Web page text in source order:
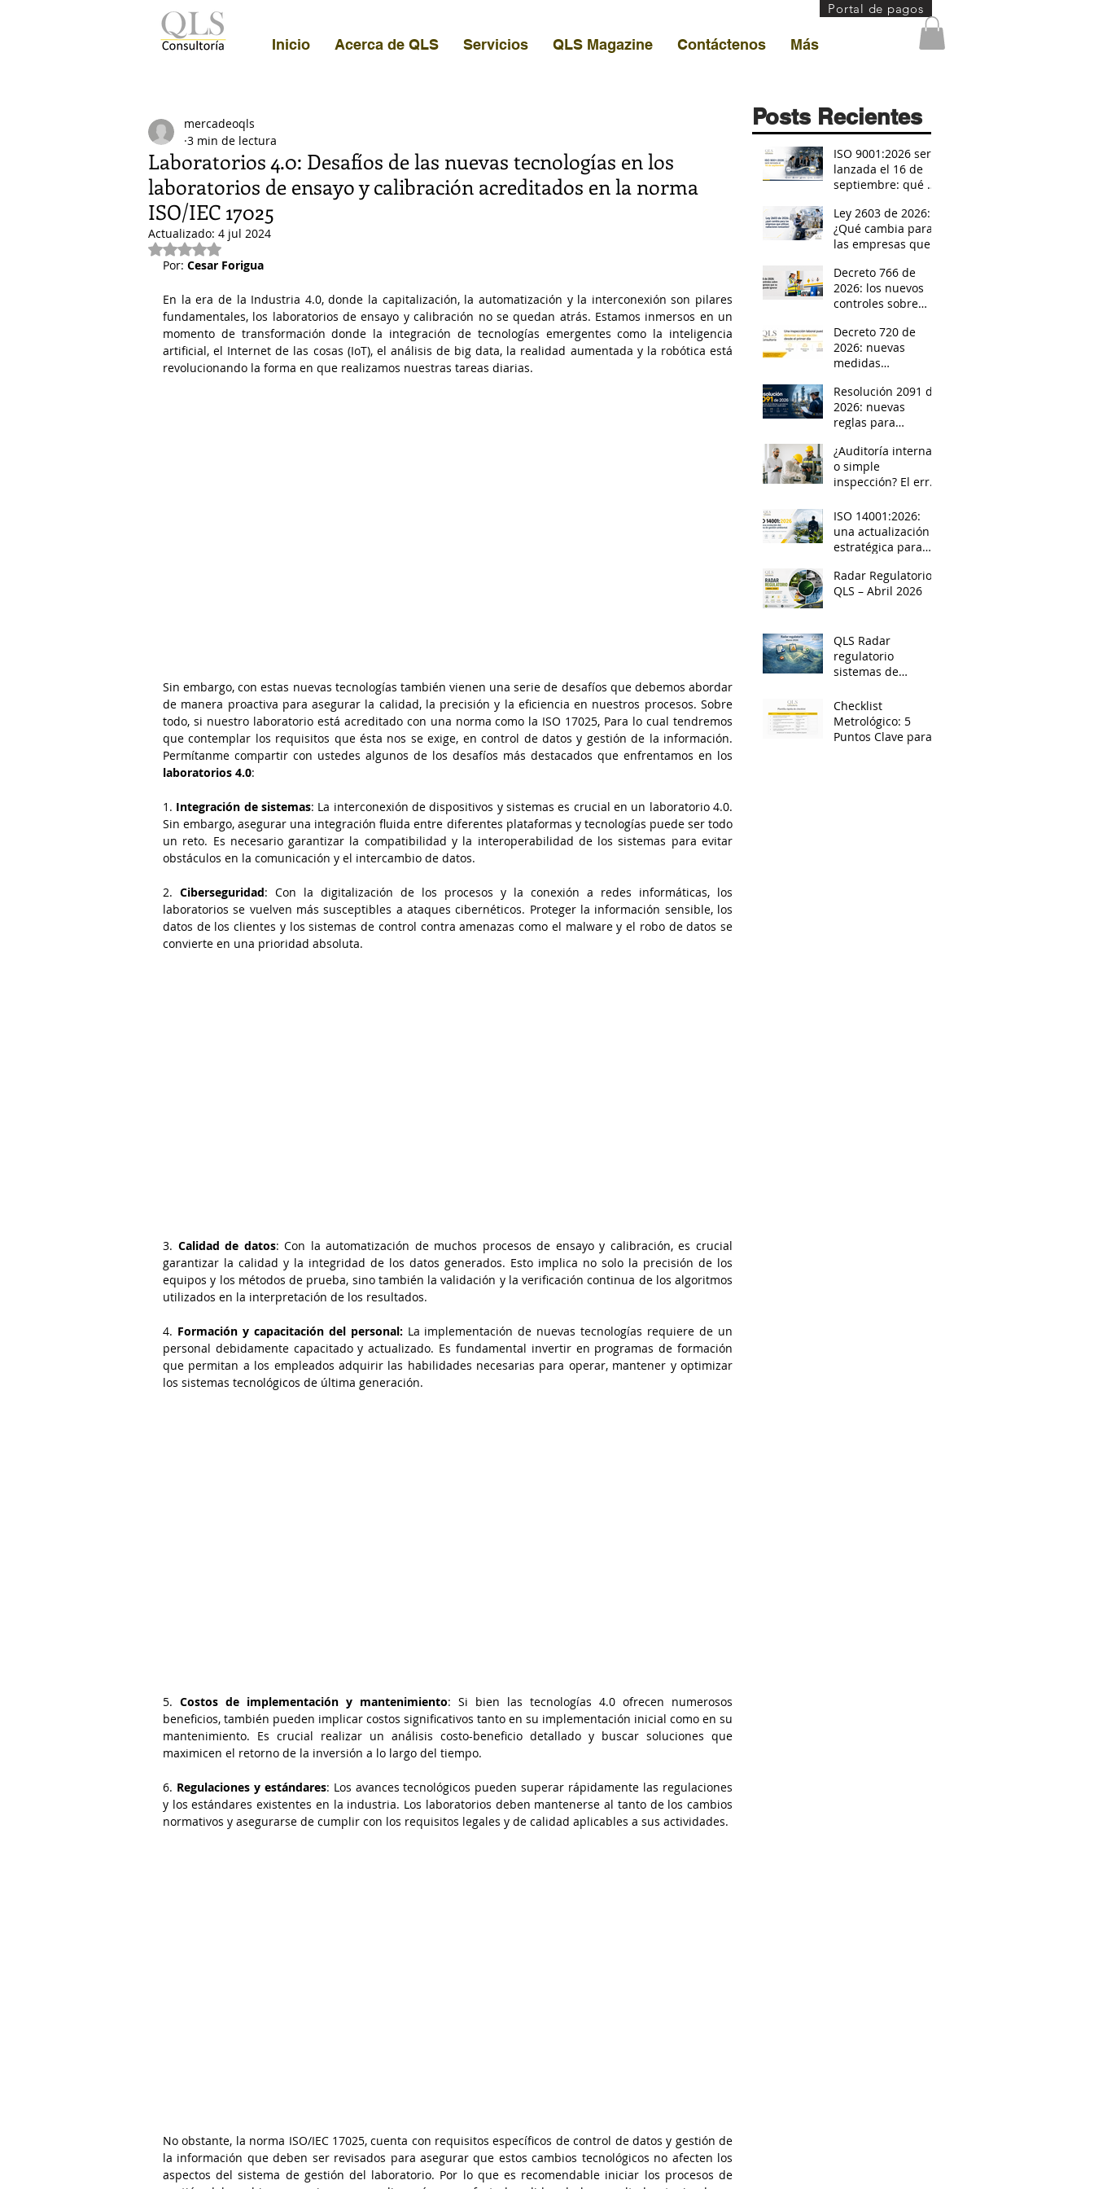
Portal de pagos
Inicio Acerca de QLS Servicios QLS Magazine Contáctenos Más
Laboratorios 4.0: Desafíos de las nuevas tecnologías en los
laboratorios de ensayo y calibración acreditados en la norma
ISO/IEC 17025
mercadeoqls
3 min de lectura
Actualizado: 4 jul 2024
Obtuvo NaN de 5 estrellas.
Por: Cesar Forigua
En la era de la Industria 4.0, donde la capitalización, la automatización y la interconexión son pilares
fundamentales, los laboratorios de ensayo y calibración no se quedan atrás. Estamos inmersos en un
momento de transformación donde la integración de tecnologías emergentes como la inteligencia
artificial, el Internet de las cosas (IoT), el análisis de big data, la realidad aumentada y la robótica está
revolucionando la forma en que realizamos nuestras tareas diarias.
Sin embargo, con estas nuevas tecnologías también vienen una serie de desafíos que debemos abordar
de manera proactiva para asegurar la calidad, la precisión y la eficiencia en nuestros procesos. Sobre
todo, si nuestro laboratorio está acreditado con una norma como la ISO 17025, Para lo cual tendremos
que contemplar los requisitos que ésta nos se exige, en control de datos y gestión de la información.
laboratorios 4.0:
1. Integración de sistemas: La interconexión de dispositivos y sistemas es crucial en un laboratorio 4.0.
Sin embargo, asegurar una integración fluida entre diferentes plataformas y tecnologías puede ser todo
un reto. Es necesario garantizar la compatibilidad y la interoperabilidad de los sistemas para evitar
obstáculos en la comunicación y el intercambio de datos.
2. Ciberseguridad: Con la digitalización de los procesos y la conexión a redes informáticas, los
laboratorios se vuelven más susceptibles a ataques cibernéticos. Proteger la información sensible, los
datos de los clientes y los sistemas de control contra amenazas como el malware y el robo de datos se
convierte en una prioridad absoluta.
3. Calidad de datos: Con la automatización de muchos procesos de ensayo y calibración, es crucial
garantizar la calidad y la integridad de los datos generados. Esto implica no solo la precisión de los
equipos y los métodos de prueba, sino también la validación y la verificación continua de los algoritmos
utilizados en la interpretación de los resultados.
4. Formación y capacitación del personal: La implementación de nuevas tecnologías requiere de un
personal debidamente capacitado y actualizado. Es fundamental invertir en programas de formación
que permitan a los empleados adquirir las habilidades necesarias para operar, mantener y optimizar
los sistemas tecnológicos de última generación.
5. Costos de implementación y mantenimiento: Si bien las tecnologías 4.0 ofrecen numerosos
beneficios, también pueden implicar costos significativos tanto en su implementación inicial como en su
mantenimiento. Es crucial realizar un análisis costo-beneficio detallado y buscar soluciones que
maximicen el retorno de la inversión a lo largo del tiempo.
6. Regulaciones y estándares: Los avances tecnológicos pueden superar rápidamente las regulaciones
y los estándares existentes en la industria. Los laboratorios deben mantenerse al tanto de los cambios
normativos y asegurarse de cumplir con los requisitos legales y de calidad aplicables a sus actividades.
No obstante, la norma ISO/IEC 17025, cuenta con requisitos específicos de control de datos y gestión de
la información que deben ser revisados para asegurar que estos cambios tecnológicos no afecten los
aspectos del sistema de gestión del laboratorio. Por lo que es recomendable iniciar los procesos de
Posts Recientes
ISO 9001:2026 será
lanzada el 16 de
septiembre: qué se
prepararse para la
transición
Ley 2603 de 2026:
¿Qué cambia para
las empresas que
ionizantes?
Decreto 766 de
2026: los nuevos
controles sobre
que su empresa no
puede ignora
Decreto 720 de
2026: nuevas
medidas
durante las
inspecciones
laborales en
Resolución 2091 de
2026: nuevas
reglas para
incidentes y
accidentes
mayores en
clasificadas
¿Auditoría interna
o simple
inspección? El error
comprometer tu
acreditación
ISO/IEC 17025
ISO 14001:2026:
una actualización
estratégica para
quieren gestionar
mejor su
Radar Regulatorio
QLS – Abril 2026
QLS Radar
regulatorio
sistemas de
2026
Checklist
Metrológico: 5
Puntos Clave para